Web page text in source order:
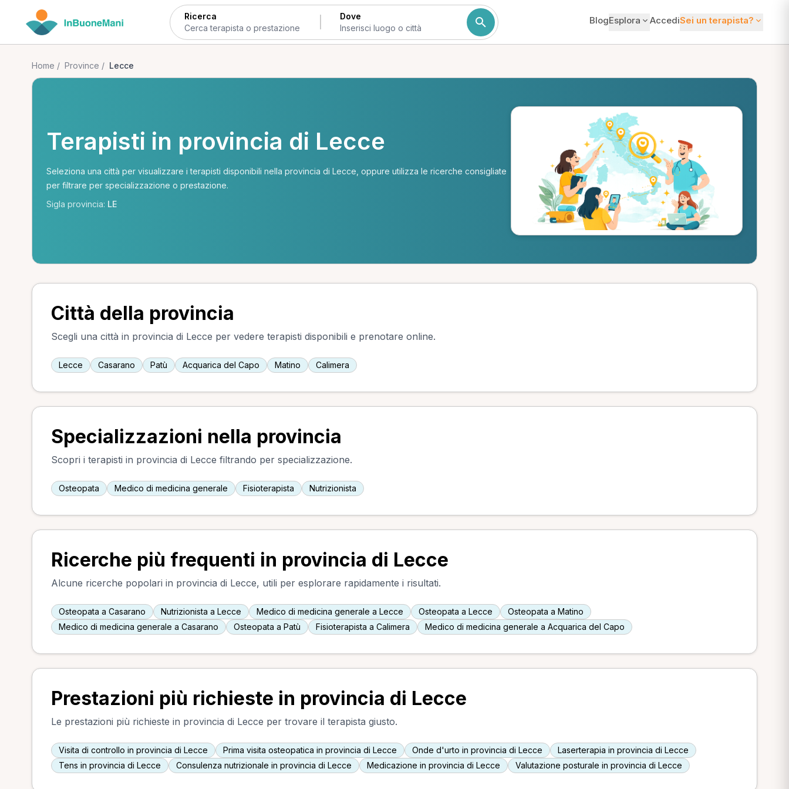
Ricerca Dove BlogEsplora AccediSei un terapista?
Home / Province / Lecce
Terapisti in provincia di Lecce
Seleziona una città per visualizzare i terapisti disponibili nella provincia di Lecce, oppure utilizza le ricerche consigliate
per filtrare per specializzazione o prestazione.
Sigla provincia: LE
Città della provincia
Scegli una città in provincia di Lecce per vedere terapisti disponibili e prenotare online.
Lecce Casarano Patù Acquarica del Capo Matino Calimera
Specializzazioni nella provincia
Scopri i terapisti in provincia di Lecce filtrando per specializzazione.
Osteopata Medico di medicina generale Fisioterapista Nutrizionista
Ricerche più frequenti in provincia di Lecce
Alcune ricerche popolari in provincia di Lecce, utili per esplorare rapidamente i risultati.
Osteopata a Casarano Nutrizionista a Lecce Medico di medicina generale a Lecce Osteopata a Lecce
Osteopata a Matino
Medico di medicina generale a Casarano
Osteopata a Patù Fisioterapista a Calimera Medico di medicina generale a Acquarica del Capo
Prestazioni più richieste in provincia di Lecce
Le prestazioni più richieste in provincia di Lecce per trovare il terapista giusto.
Visita di controllo in provincia di Lecce Prima visita osteopatica in provincia di Lecce Onde d'urto in provincia di Lecce
Laserterapia in provincia di Lecce
Tens in provincia di Lecce
Consulenza nutrizionale in provincia di Lecce Medicazione in provincia di Lecce Valutazione posturale in provincia di Lecce